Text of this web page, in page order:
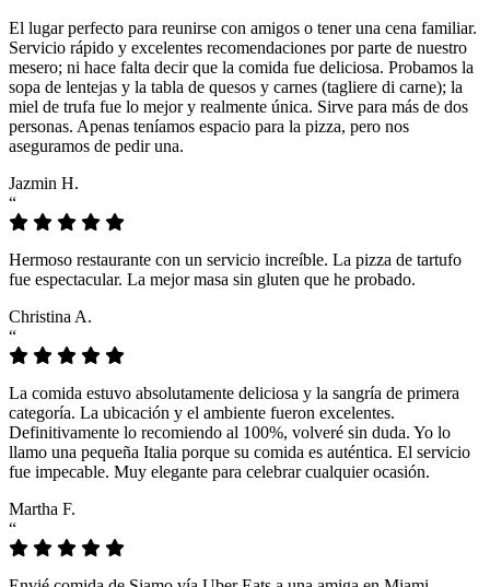
El lugar perfecto para reunirse con amigos o tener una cena familiar.
Servicio rápido y excelentes recomendaciones por parte de nuestro
mesero; ni hace falta decir que la comida fue deliciosa. Probamos la
sopa de lentejas y la tabla de quesos y carnes (tagliere di carne); la
miel de trufa fue lo mejor y realmente única. Sirve para más de dos
personas. Apenas teníamos espacio para la pizza, pero nos
aseguramos de pedir una.
Jazmin H.
“
Hermoso restaurante con un servicio increíble. La pizza de tartufo
fue espectacular. La mejor masa sin gluten que he probado.
Christina A.
“
La comida estuvo absolutamente deliciosa y la sangría de primera
categoría. La ubicación y el ambiente fueron excelentes.
Definitivamente lo recomiendo al 100%, volveré sin duda. Yo lo
llamo una pequeña Italia porque su comida es auténtica. El servicio
fue impecable. Muy elegante para celebrar cualquier ocasión.
Martha F.
“